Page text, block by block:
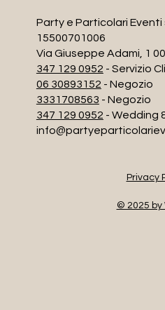
Party e Particolari Eventi
15500701006
Via Giuseppe Adami, 1
347 129 0952 - Servizio
06 30893152 - Negozio
3331708563 - Negozio
347 129 0952 - Wedding
Privacy
© 2025 by